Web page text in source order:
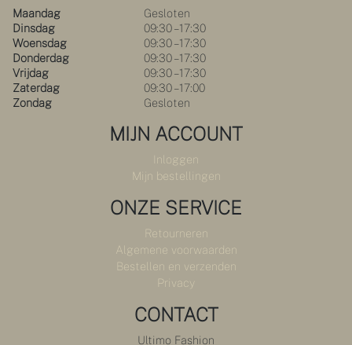
Maandag
Gesloten
Dinsdag
09:30 – 17:30
Woensdag
09:30 – 17:30
Donderdag
09:30 – 17:30
Vrijdag
09:30 – 17:30
Zaterdag
09:30 – 17:00
Zondag
Gesloten
MIJN ACCOUNT
Inloggen
Mijn bestellingen
ONZE SERVICE
Retourneren
Algemene voorwaarden
Bestellen en verzenden
Privacy
CONTACT
Ultimo Fashion